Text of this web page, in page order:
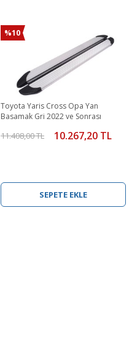
%10
Toyota Yaris Cross Opa Yan
Basamak Gri 2022 ve Sonrası
11.408,00 TL 10.267,20 TL
SEPETE EKLE